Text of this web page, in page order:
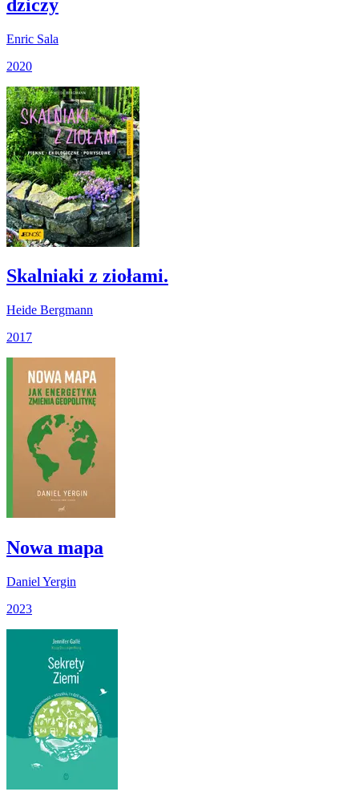
dziczy
Enric Sala
2020
Skalniaki z ziołami.
Heide Bergmann
2017
Nowa mapa
Daniel Yergin
2023